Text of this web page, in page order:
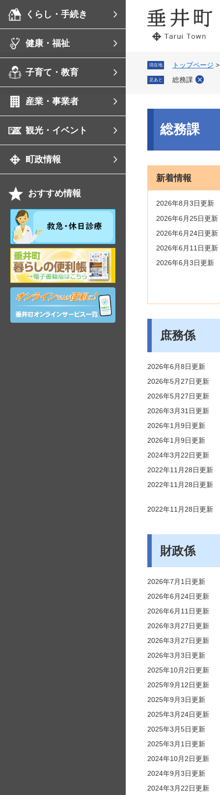
す。
くらし・手続き
健康・福祉
子育て・教育
産業・事業者
観光・イベント
町政情報
おすすめ情報
祝
日・
年
末
年
始
昼
間
宅
当
番
岐
阜
県
垂
町
観
光
ン
ラ
イ
現在地 トップページ >
足あと 総務課
総務課
新着情報
2026年8月3日更新
2026年6月25日更新
2026年6月24日更新
2026年6月11日更新
2026年6月3日更新
庶務係
2026年6月8日更新
2026年5月27日更新
2026年5月27日更新
2026年3月31日更新
2026年1月9日更新
2026年1月9日更新
2024年3月22日更新
2022年11月28日更新
2022年11月28日更新
2022年11月28日更新
財政係
2026年7月1日更新
2026年6月24日更新
2026年6月11日更新
2026年3月27日更新
2026年3月27日更新
2026年3月3日更新
2025年10月2日更新
2025年9月12日更新
2025年9月3日更新
2025年3月24日更新
2025年3月5日更新
2025年3月1日更新
2024年10月2日更新
2024年9月3日更新
2024年3月22日更新